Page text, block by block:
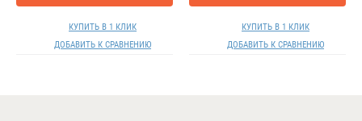
КУПИТЬ В 1 КЛИК
ДОБАВИТЬ К СРАВНЕНИЮ
КУПИТЬ В 1 КЛИК
ДОБАВИТЬ К СРАВНЕНИЮ